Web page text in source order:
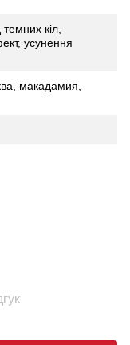
кіл,
усунення
макадамия,